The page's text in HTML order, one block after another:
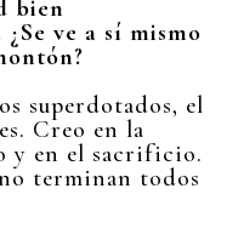
bien
ve a sí mismo
superdotados, el
Creo en la
y en el sacrificio.
terminan todos